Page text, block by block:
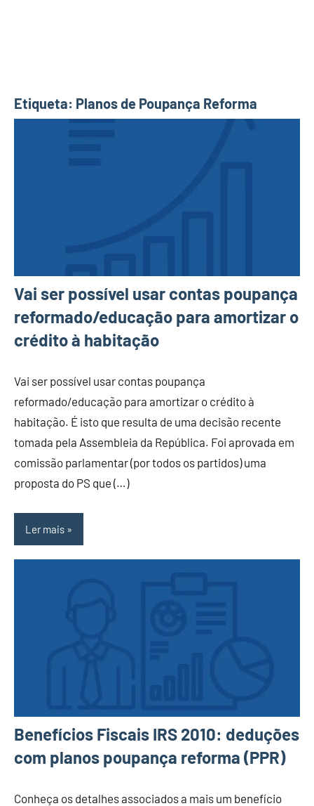
Etiqueta: Planos de Poupança Reforma
Vai ser possível usar contas poupança
reformado/educação para amortizar o
crédito à habitação
Vai ser possível usar contas poupança
reformado/educação para amortizar o crédito à
habitação. É isto que resulta de uma decisão recente
tomada pela Assembleia da República. Foi aprovada em
comissão parlamentar (por todos os partidos) uma
proposta do PS que (…)
Ler mais
Benefícios Fiscais IRS 2010: deduções
com planos poupança reforma (PPR)
Conheça os detalhes associados a mais um benefício